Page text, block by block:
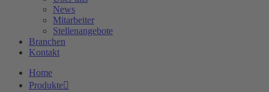
News
Mitarbeiter
Stellenangebote
Branchen
Kontakt
Home
Produkte